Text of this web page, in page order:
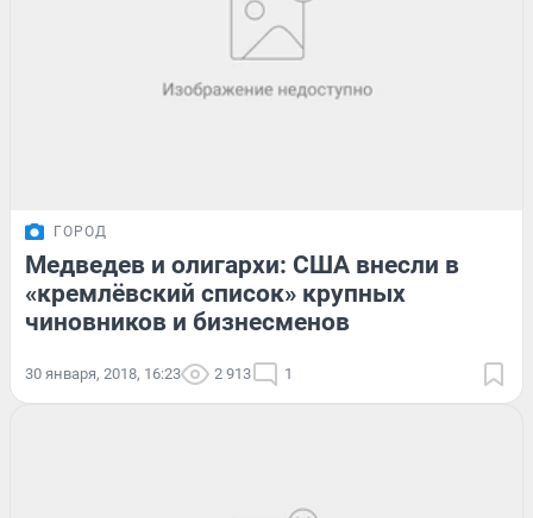
ГОРОД
Медведев и олигархи: США внесли в
«кремлёвский список» крупных
чиновников и бизнесменов
30 января, 2018, 16:23 2 913 1